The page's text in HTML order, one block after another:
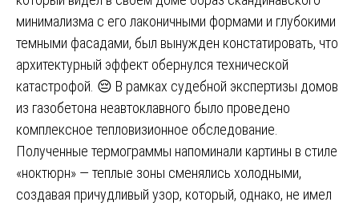
минимализма с его лаконичными формами и глубокими
темными фасадами, был вынужден констатировать, что
архитектурный эффект обернулся технической
катастрофой. 😔 В рамках судебной экспертизы домов
из газобетона неавтоклавного было проведено
комплексное тепловизионное обследование.
Полученные термограммы напоминали картины в стиле
«ноктюрн» — теплые зоны сменялись холодными,
создавая причудливый узор, который, однако, не имел